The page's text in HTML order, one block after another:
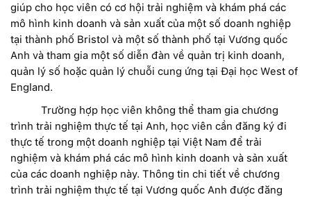
giúp cho học viên có cơ hội trải nghiệm và khám phá các
mô hình kinh doanh và sản xuất của một số doanh nghiệp
tại thành phố Bristol và một số thành phố tại Vương quốc
Anh và tham gia một số diễn đàn về quản trị kinh doanh,
quản lý số hoặc quản lý chuỗi cung ứng tại Đại học West of
England.
Trường hợp học viên không thể tham gia chương
trình trải nghiệm thực tế tại Anh, học viên cần đăng ký đi
thực tế trong một doanh nghiệp tại Việt Nam để trải
nghiệm và khám phá các mô hình kinh doanh và sản xuất
của các doanh nghiệp này. Thông tin chi tiết về chương
trình trải nghiệm thực tế tại Vương quốc Anh được đăng